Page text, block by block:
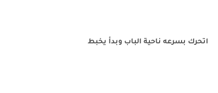
اتحرك بسرعه ناحية الباب وبدأ يخبط